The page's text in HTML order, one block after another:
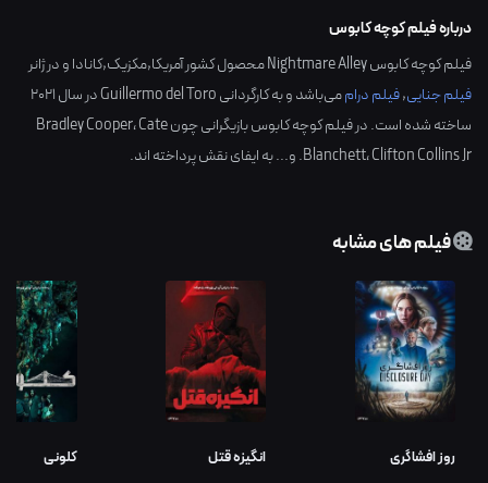
درباره فیلم کوچه کابوس
فیلم کوچه کابوس Nightmare Alley محصول کشور آمریکا,مکزیک,کاناداو در ژانر
فیلم جنایی,فیلم دراممی‌باشد و به کارگردانیGuillermo del Toroدر سال2021
ساخته شده است. در فیلم کوچه کابوس بازیگرانی چون
Bradley Cooper،Cate
Blanchett،Clifton Collins Jr. و... به ایفای نقش پرداخته اند.
فیلم های مشابه
روز افشاگری انگیزه قتل کلونی